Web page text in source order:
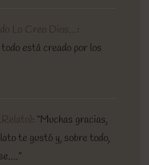
Lo Creo Dios… :
está creado por los
: “Muchas gracias,
te gustó y, sobre todo,
”